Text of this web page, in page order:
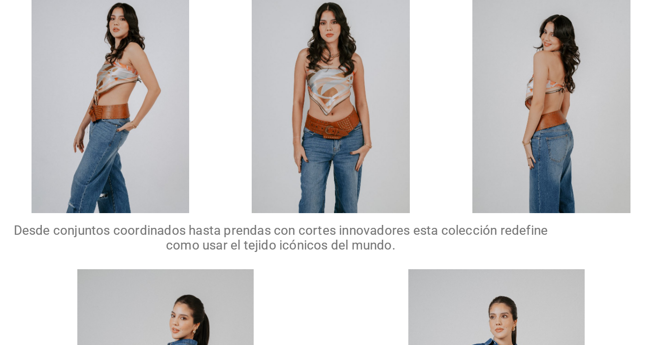
Desde conjuntos coordinados hasta prendas con cortes innovadores esta colección redefine
como usar el tejido icónicos del mundo.